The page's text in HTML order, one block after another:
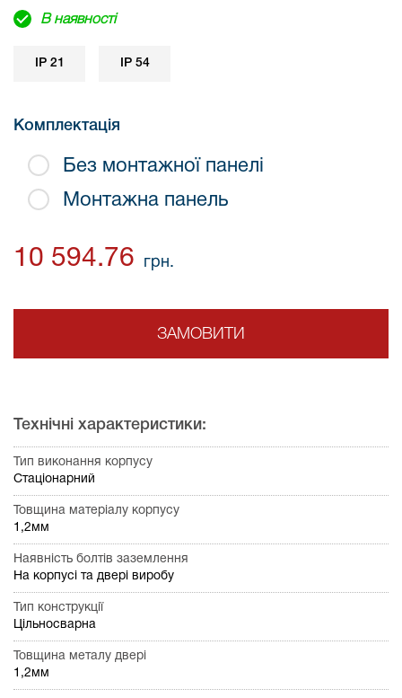
В наявності
IP 21 IP 54
Комплектація
Без монтажної панелі
Монтажна панель
10 594.76 грн.
ЗАМОВИТИ
Технічні характеристики:
Тип виконання корпусу
Стаціонарний
Товщина матеріалу корпусу
1,2мм
Наявність болтів заземлення
На корпусі та двері виробу
Тип конструкції
Цільносварна
Товщина металу двері
1,2мм